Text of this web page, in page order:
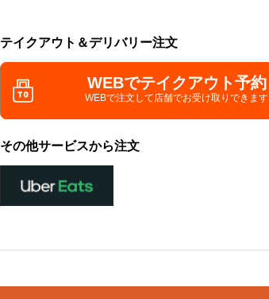
テイクアウト＆デリバリー注文
WEBでテイクアウト予約
WEBで注文して店舗でお受け取りできます
その他サービスから注文